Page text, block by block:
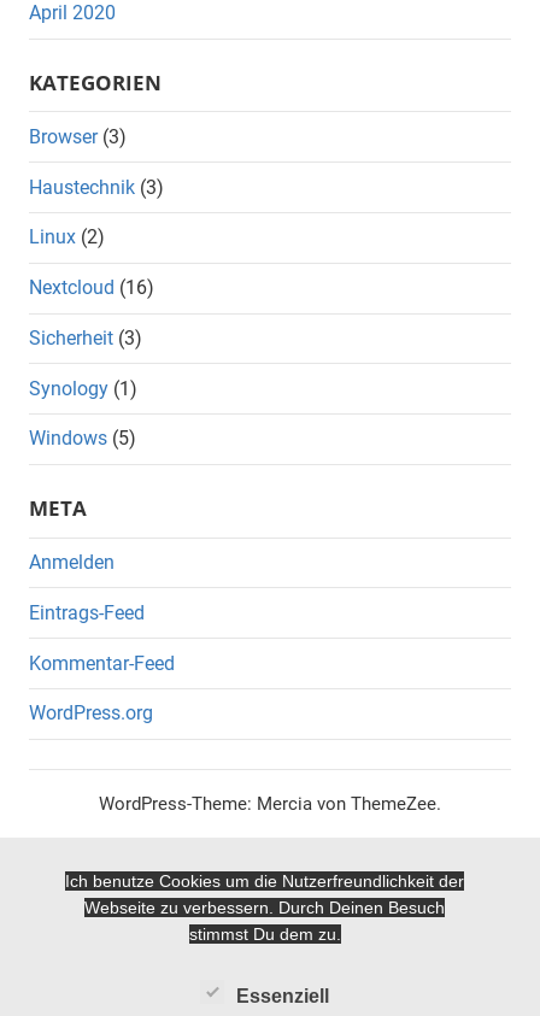
April 2020
KATEGORIEN
Browser(3)
Haustechnik (3)
Linux (2)
Nextcloud (16)
Sicherheit (3)
Synology (1)
Windows (5)
META
Anmelden
Eintrags-Feed
Kommentar-Feed
WordPress.org
WordPress-Theme: Mercia von ThemeZee.
Ich benutze Cookies um die Nutzerfreundlichkeit der
Webseite zu verbessern. Durch Deinen Besuch
stimmst Du dem zu.
Essenziell